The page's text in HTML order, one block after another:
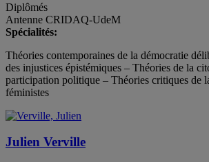
Diplômés
Antenne CRIDAQ-UdeM
Spécialités:
Théories contemporaines de la démocratie
des injustices épistémiques – Théories de la
participation politique – Théories critiques de
féministes
Julien Verville